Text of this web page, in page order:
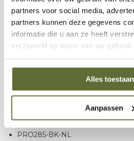
partners voor social media,
partners kunnen deze gegevens
informatie die u aan ze heeft
verzameld op basis van uw gebruik
Alles toestaan
Aanpassen
modellen
Deze originele Napoleon hoes is
voor de TravelQ™ 285-serie en sluit
TravelQ™ PRO285E
PRO285-BK-NL